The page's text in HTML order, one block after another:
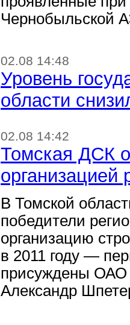
Чернобыльской
02.08 14:48
Уровень
области
02.08 14:42
Томская ДСК
организацией
В Томской
победители
организацию
в 2011 году —
присуждены ОАО
Александр